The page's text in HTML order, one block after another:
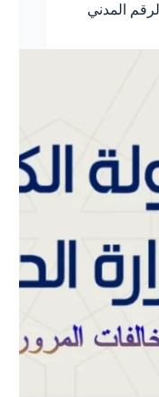
المدني